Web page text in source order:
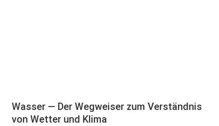
Wasser — Der Wegweiser zum Verständnis
von Wetter und Klima